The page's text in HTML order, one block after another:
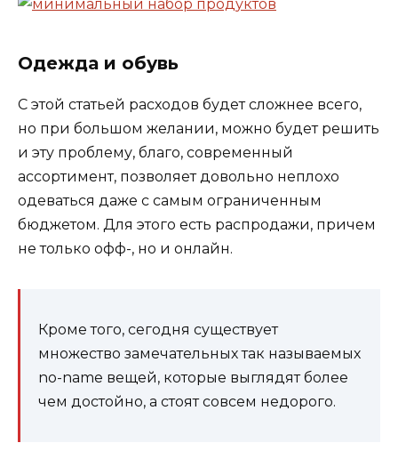
Одежда и обувь
С этой статьей расходов будет сложнее всего,
но при большом желании, можно будет решить
и эту проблему, благо, современный
ассортимент, позволяет довольно неплохо
одеваться даже с самым ограниченным
бюджетом. Для этого есть распродажи, причем
не только офф-, но и онлайн.
Кроме того, сегодня существует
множество замечательных так называемых
no-name вещей, которые выглядят более
чем достойно, а стоят совсем недорого.